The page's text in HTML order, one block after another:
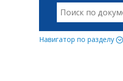
Навигатор по разделу